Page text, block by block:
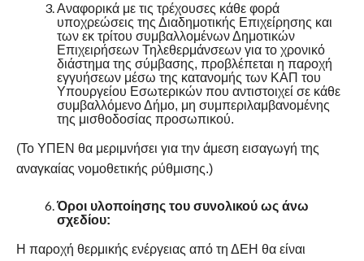
Αναφορικά με τις τρέχουσες κάθε φορά
υποχρεώσεις της Διαδημοτικής Επιχείρησης και
των εκ τρίτου συμβαλλομένων Δημοτικών
Επιχειρήσεων Τηλεθερμάνσεων για το χρονικό
διάστημα της σύμβασης, προβλέπεται η παροχή
εγγυήσεων μέσω της κατανομής των ΚΑΠ του
Υπουργείου Εσωτερικών που αντιστοιχεί σε κάθε
συμβαλλόμενο Δήμο, μη συμπεριλαμβανομένης
της μισθοδοσίας προσωπικού.
(Το ΥΠΕΝ θα μεριμνήσει για την άμεση εισαγωγή της
αναγκαίας νομοθετικής ρύθμισης.)
Όροι υλοποίησης του συνολικού ως άνω
σχεδίου:
Η παροχή θερμικής ενέργειας από τη ΔΕΗ θα είναι